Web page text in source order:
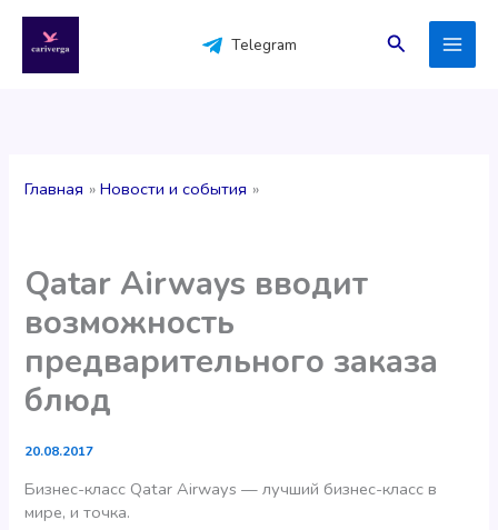
содержимому
Telegram Поиск
Главная Новости и события
Qatar Airways вводит
возможность
предварительного заказа
блюд
20.08.2017
Бизнес-класс Qatar Airways — лучший бизнес-класс в
мире, и точка.